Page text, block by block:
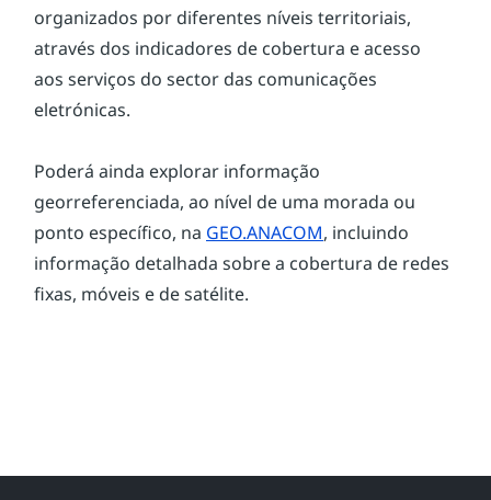
organizados por diferentes níveis territoriais,
através dos indicadores de cobertura e acesso
aos serviços do sector das comunicações
eletrónicas.
Poderá ainda explorar informação
georreferenciada, ao nível de uma morada ou
ponto específico, na GEO.ANACOM, incluindo
informação detalhada sobre a cobertura de redes
fixas, móveis e de satélite.